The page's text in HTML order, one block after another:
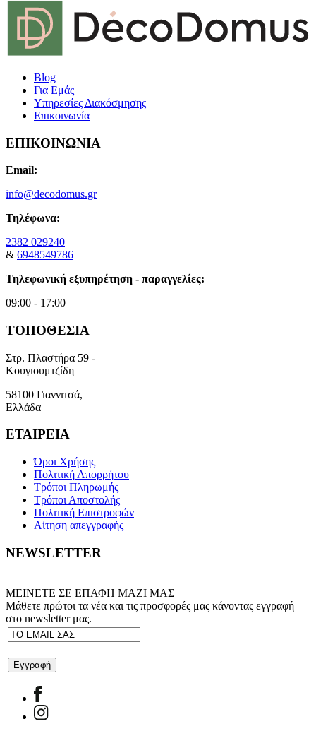
Blog
Για Εμάς
Υπηρεσίες Διακόσμησης
Επικοινωνία
ΕΠΙΚΟΙΝΩΝΙΑ
Email:
info@decodomus.gr
Τηλέφωνα:
2382 029240
& 6948549786
Τηλεφωνική εξυπηρέτηση - παραγγελίες:
09:00 - 17:00
ΤΟΠΟΘΕΣΙΑ
Στρ. Πλαστήρα 59 -
Κουγιουμτζίδη
58100 Γιαννιτσά,
Ελλάδα
ΕΤΑΙΡΕΙΑ
Όροι Χρήσης
Πολιτική Απορρήτου
Τρόποι Πληρωμής
Τρόποι Αποστολής
Πολιτική Επιστροφών
Αίτηση απεγγραφής
NEWSLETTER
ΜΕΙΝΕΤΕ ΣΕ ΕΠΑΦΗ ΜΑΖΙ ΜΑΣ
Μάθετε πρώτοι τα νέα και τις προσφορές μας κάνοντας εγγραφή
στο newsletter μας.